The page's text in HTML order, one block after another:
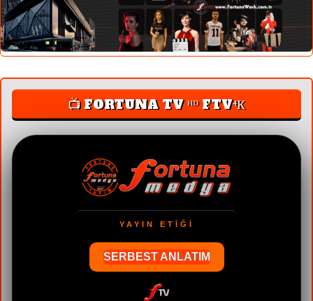
📺 FORTUNA TV ᴴᴰ FTV⁴К
YAYIN ETİĞİ
SERBEST ANLATIM